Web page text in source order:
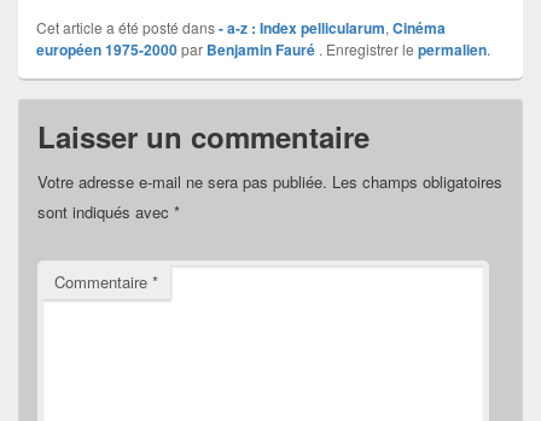
Cet article a été posté dans- a-z : Index pellicularum,Cinéma
européen 1975-2000par Benjamin Fauré . Enregistrer le permalien.
Laisser un commentaire
Votre adresse e-mail ne sera pas publiée. Les champs obligatoires
sont indiqués avec *
Commentaire *